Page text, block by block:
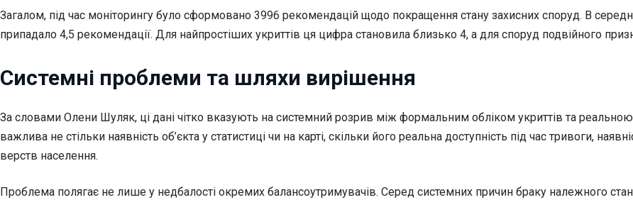
Загалом, під час моніторингу було сформовано 3996 рекомендацій щодо покращення стану захисних споруд. В
припадало 4,5 рекомендації. Для найпростіших укриттів ця цифра становила близько 4, а для споруд подвійного
Системні проблеми та шляхи вирішення
За словами Олени Шуляк, ці дані чітко вказують на системний розрив між формальним обліком укриттів та
важлива не стільки наявність об’єкта у статистиці чи на карті, скільки його реальна доступність під час тривоги,
верств населення.
Проблема полягає не лише у недбалості окремих балансоутримувачів. Серед системних причин браку належного